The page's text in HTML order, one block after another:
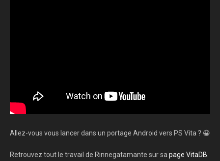
Allez-vous vous lancer dans un portage Android vers PS Vita ? 😀
Retrouvez tout le travail de Rinnegatamante sur sa page VitaDB